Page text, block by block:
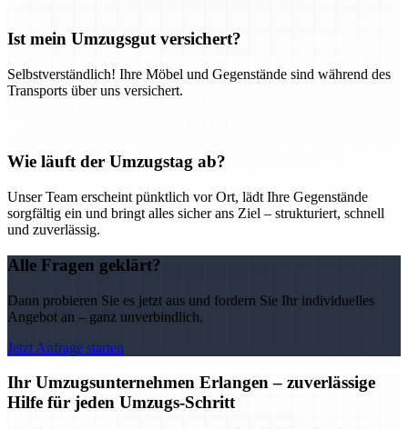
Ist mein Umzugsgut versichert?
Selbstverständlich! Ihre Möbel und Gegenstände sind während des
Transports über uns versichert.
Wie läuft der Umzugstag ab?
Unser Team erscheint pünktlich vor Ort, lädt Ihre Gegenstände
sorgfältig ein und bringt alles sicher ans Ziel – strukturiert, schnell
und zuverlässig.
Alle Fragen geklärt?
Dann probieren Sie es jetzt aus und fordern Sie Ihr individuelles
Angebot an – ganz unverbindlich.
Jetzt Anfrage starten
Ihr Umzugsunternehmen Erlangen – zuverlässige
Hilfe für jeden Umzugs-Schritt